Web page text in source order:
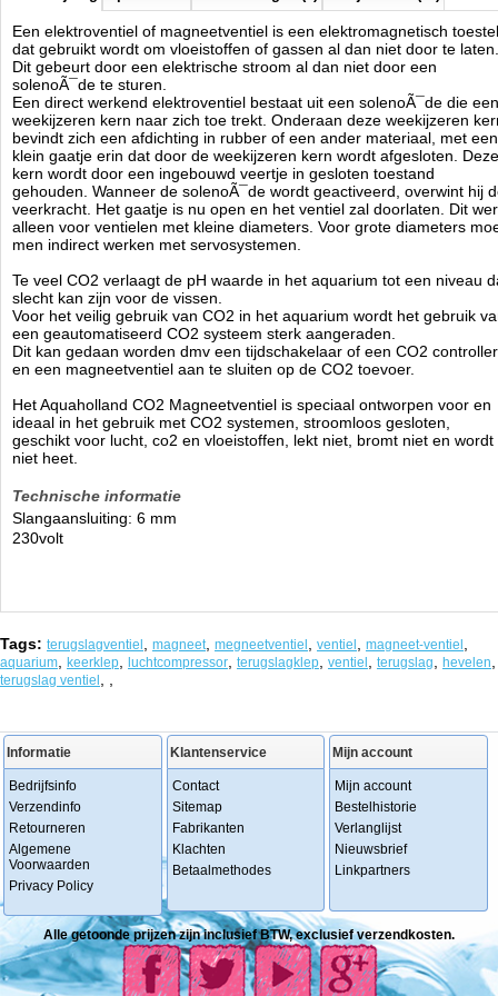
Available from:Aquariumonderdelen.nl
Een elektroventiel of magneetventiel is een elektromagnetisch toestel
dat gebruikt wordt om vloeistoffen of gassen al dan niet door te laten.
Dit gebeurt door een elektrische stroom al dan niet door een
solenoÃ¯de te sturen.
Een direct werkend elektroventiel bestaat uit een solenoÃ¯de die een
weekijzeren kern naar zich toe trekt. Onderaan deze weekijzeren
bevindt zich een afdichting in rubber of een ander materiaal, met een
klein gaatje erin dat door de weekijzeren kern wordt afgesloten. Deze
kern wordt door een ingebouwd veertje in gesloten toestand
gehouden. Wanneer de solenoÃ¯de wordt geactiveerd, overwint hij
veerkracht. Het gaatje is nu open en het ventiel zal doorlaten. Dit
alleen voor ventielen met kleine diameters. Voor grote diameters
men indirect werken met servosystemen.
Te veel CO2 verlaagt de pH waarde in het aquarium tot een niveau
slecht kan zijn voor de vissen.
Voor het veilig gebruik van CO2 in het aquarium wordt het gebruik
een geautomatiseerd CO2 systeem sterk aangeraden.
Dit kan gedaan worden dmv een tijdschakelaar of een CO2 controller
en een magneetventiel aan te sluiten op de CO2 toevoer.
Het Aquaholland CO2 Magneetventiel is speciaal ontworpen voor en
ideaal in het gebruik met CO2 systemen, stroomloos gesloten,
geschikt voor lucht, co2 en vloeistoffen, lekt niet, bromt niet en wordt
niet heet.
Technische informatie
Slangaansluiting: 6 mm
230volt
Tags: terugslagventiel magneet megneetventiel ventiel magneet-ventiel
aquarium keerklep luchtcompressor terugslagklep ventiel terugslag hevelen
terugslag ventiel
Informatie
Bedrijfsinfo
Verzendinfo
Retourneren
Algemene
Voorwaarden
Privacy Policy
Klantenservice
Contact
Sitemap
Fabrikanten
Klachten
Betaalmethodes
Mijn account
Mijn account
Bestelhistorie
Verlanglijst
Nieuwsbrief
Linkpartners
Alle getoonde prijzen zijn inclusief BTW, exclusief verzendkosten.